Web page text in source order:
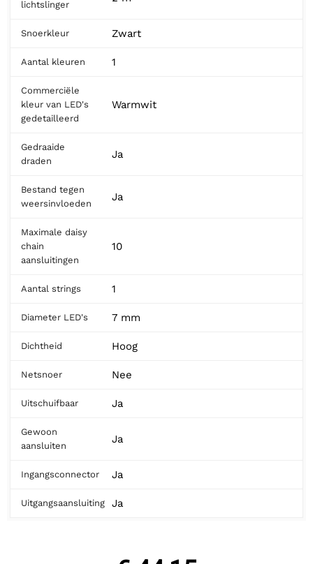
lichtslinger
Snoerkleur Zwart
Aantal kleuren 1
Commerciële
kleur van LED's
gedetailleerd
Warmwit
Gedraaide
draden
Ja
Bestand tegen
weersinvloeden
Ja
Maximale daisy
chain
aansluitingen
10
Aantal strings 1
Diameter LED's 7 mm
Dichtheid Hoog
Netsnoer Nee
Uitschuifbaar Ja
Gewoon
aansluiten
Ja
Ingangsconnector Ja
Uitgangsaansluiting Ja